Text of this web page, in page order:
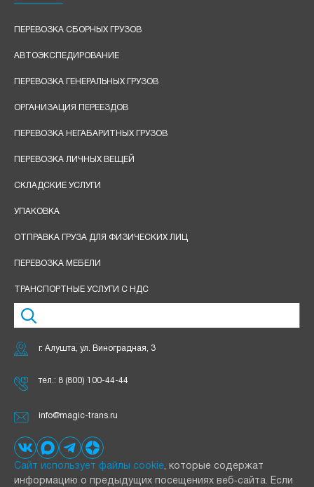
ПЕРЕВОЗКА СБОРНЫХ ГРУЗОВ
АВТОЭКСПЕДИРОВАНИЕ
ПЕРЕВОЗКА ГЕНЕРАЛЬНЫХ ГРУЗОВ
ОРГАНИЗАЦИЯ ПЕРЕЕЗДОВ
ПЕРЕВОЗКА НЕГАБАРИТНЫХ ГРУЗОВ
ПЕРЕВОЗКА ЛИЧНЫХ ВЕЩЕЙ
СКЛАДСКИЕ УСЛУГИ
УПАКОВКА
ОТПРАВКА ГРУЗА ДЛЯ ФИЗИЧЕСКИХ ЛИЦ
ПЕРЕВОЗКА МЕБЕЛИ
ТРАНСПОРТНЫЕ УСЛУГИ С НДС
г. Алушта, ул. Виноградная, 3
тел.: 8 (800) 100-44-44
info@magic-trans.ru
Сайт использует файлы cookie, которые содержат
информацию о предыдущих посещениях веб‑сайта. Если